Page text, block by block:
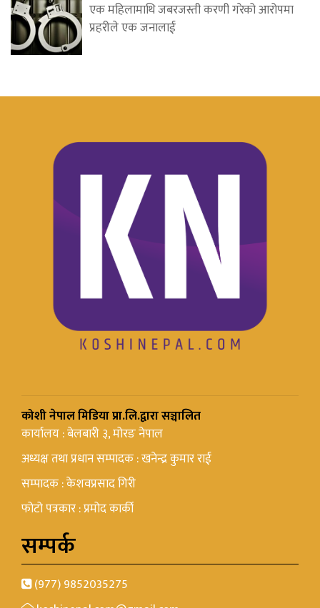
एक महिलामाथि जबरजस्ती करणी गरेको आरोपमा
प्रहरीले एक जनालाई
कोशी नेपाल मिडिया प्रा.लि.द्वारा सञ्चालित
कार्यालय : बेलबारी ३, मोरङ नेपाल
अध्यक्ष तथा प्रधान सम्पादक : खनेन्द्र कुमार राई
सम्पादक : केशवप्रसाद गिरी
फोटो पत्रकार : प्रमोद कार्की
सम्पर्क
(977) 9852035275